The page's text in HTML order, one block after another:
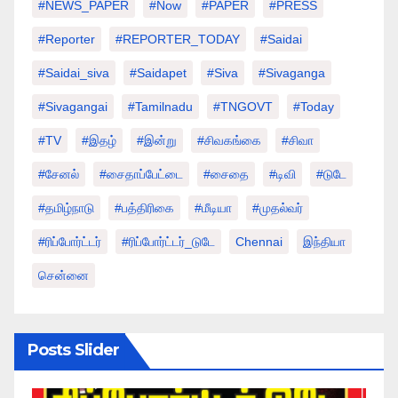
#NEWS_PAPER #Now #PAPER #PRESS
#Reporter #REPORTER_TODAY #saidai
#saidai_siva #saidapet #Siva #Sivaganga
#sivagangai #tamilnadu #TNGOVT #today
#TV #இதழ் #இன்று #சிவகங்கை #சிவா
#சேனல் #சைதாப்பேட்டை #சைதை #டிவி #டுடே
#தமிழ்நாடு #பத்திரிகை #மீடியா #முதல்வர்
#ரிப்போர்ட்டர் #ரிப்போர்ட்டர்_டுடே Chennai இந்தியா
சென்னை
Posts Slider